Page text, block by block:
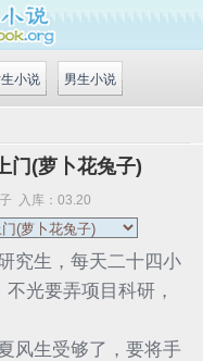
男生小说
小说
门(萝卜花兔子)
入库：03.20
究生，每天二十四小
光要弄项目科研，
风生受够了，要将手